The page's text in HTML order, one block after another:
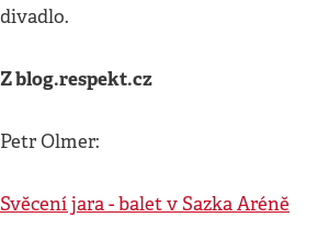
divadlo.
Z blog.respekt.cz
Petr Olmer:
Svěcení jara - balet v Sazka Aréně